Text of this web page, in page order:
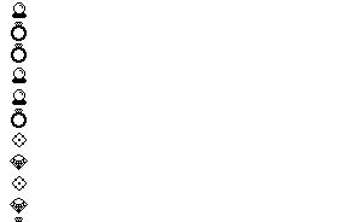
🔮
💍
💍
🔮
🔮
💍
💠
💎
💠
💎